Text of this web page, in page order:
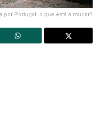
por Portugal: o que está a mudar?